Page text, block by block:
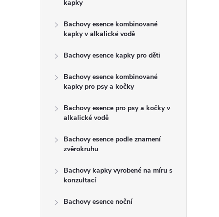
kapky
Bachovy esence kombinované
kapky v alkalické vodě
Bachovy esence kapky pro děti
Bachovy esence kombinované
kapky pro psy a kočky
Bachovy esence pro psy a kočky v
alkalické vodě
Bachovy esence podle znamení
zvěrokruhu
Bachovy kapky vyrobené na míru s
konzultací
Bachovy esence noční